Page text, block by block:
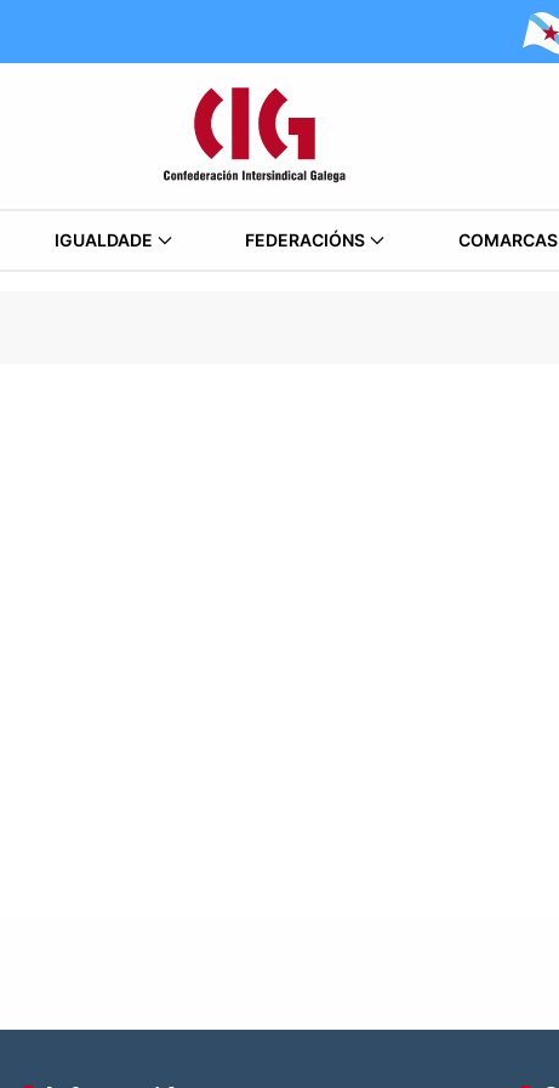
IGUALDADE FEDERACIÓNS COMARCAS